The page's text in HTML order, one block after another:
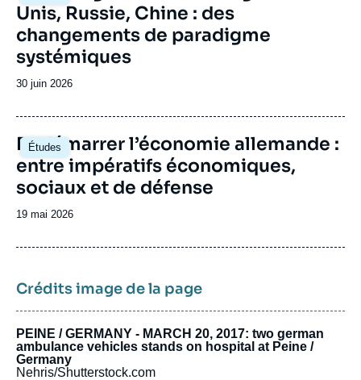
thèmes relatifs au multilatéralisme, tel que le
commerce international, la santé, les droits de
l’homme et la migration, la non-prolifération et
le désarmement. Auparavant, le Cerfa avait
participé au dialogue d’avenir franco-
Bosch, ou encore le groupe Daniel Vernet
(anciennement Groupe de réflexion franco-
allemand) qui avait été fondé en 2014 à
l’initiative de la Fondation Genshagen.
Unis, Russie, Chine : des
changements de paradigme
systémiques
Date
publication
30 juin 2026
Études
Image
principale
Redémarrer l’économie allemande :
entre impératifs économiques,
sociaux et de défense
Date
publication
19 mai 2026
Crédits image de la page
PEINE / GERMANY - MARCH 20, 2017: two german
ambulance vehicles stands on hospital at Peine /
Germany
Nehris/Shutterstock.com